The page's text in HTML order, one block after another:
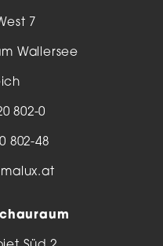
7
Wallersee
802-0
802-48